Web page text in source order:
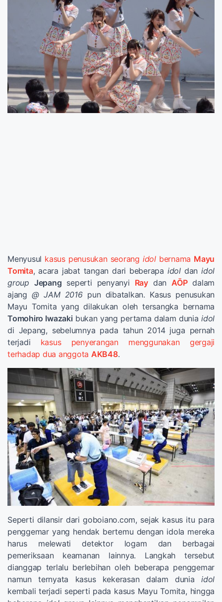
Menyusul kasus penusukan seorang idolbernama Mayu
Tomita, acara jabat tangan dari beberapa idoldan idol
group Jepang seperti penyanyi Raydan AŌPdalam
ajang@ JAM 2016pun dibatalkan. Kasus penusukan
Mayu Tomita yang dilakukan oleh tersangka bernama
Tomohiro Iwazaki bukan yang pertama dalam duniaidol
di Jepang, sebelumnya pada tahun 2014 juga pernah
terjadi kasus penyerangan menggunakan gergaji
terhadap dua anggota AKB48.
Seperti dilansir dari goboiano.com, sejak kasus itu para
penggemar yang hendak bertemu dengan idola mereka
harus melewati detektor logam dan berbagai
pemeriksaan keamanan lainnya. Langkah tersebut
dianggap terlalu berlebihan oleh beberapa penggemar
namun ternyata kasus kekerasan dalam dunia idol
kembali terjadi seperti pada kasus Mayu Tomita, hingga